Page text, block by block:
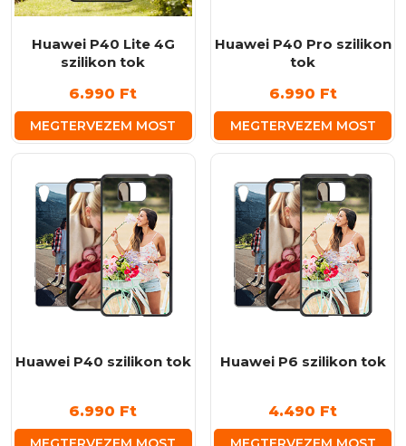
Huawei P40 Lite 4G
szilikon tok
6.990 Ft
MEGTERVEZEM MOST
Huawei P40 Pro szilikon
tok
6.990 Ft
MEGTERVEZEM MOST
Huawei P40 szilikon tok
6.990 Ft
Huawei P6 szilikon tok
4.490 Ft